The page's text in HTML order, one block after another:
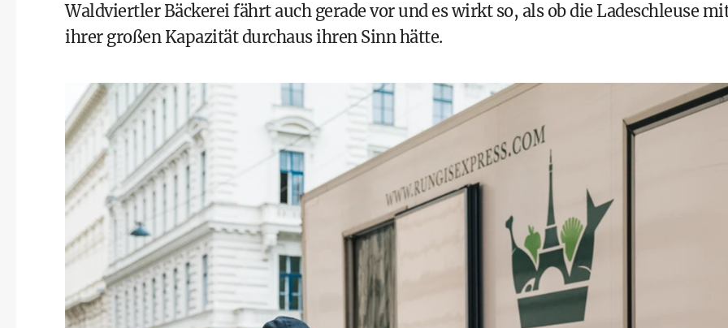
Waldviertler Bäckerei fährt auch gerade vor und es wirkt so, als ob die Ladeschleuse
ihrer großen Kapazität durchaus ihren Sinn hätte.